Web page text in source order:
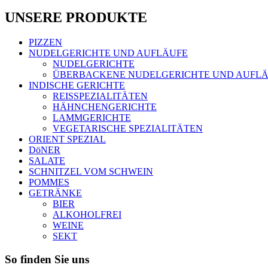
UNSERE PRODUKTE
PIZZEN
NUDELGERICHTE UND AUFLÄUFE
NUDELGERICHTE
ÜBERBACKENE NUDELGERICHTE UND
INDISCHE GERICHTE
REISSPEZIALITÄTEN
HÄHNCHENGERICHTE
LAMMGERICHTE
VEGETARISCHE SPEZIALITÄTEN
ORIENT SPEZIAL
DöNER
SALATE
SCHNITZEL VOM SCHWEIN
POMMES
GETRÄNKE
BIER
ALKOHOLFREI
WEINE
SEKT
So finden Sie uns